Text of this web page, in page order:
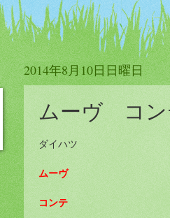
2014年8月10日日曜日
ムーヴ コ
ダイハツ
ムーヴ
コンテ